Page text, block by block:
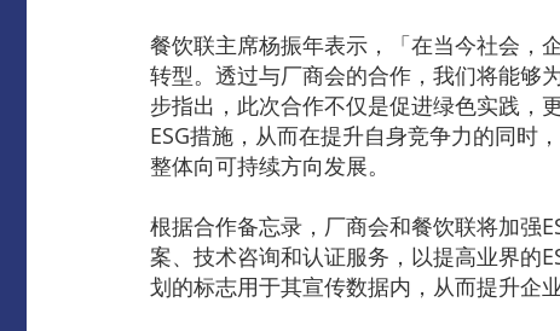
餐饮联主席杨振年表示，「在当今社会，
转型。透过与厂商会的合作，我们将能够
步指出，此次合作不仅是促进绿色实践，
ESG措施，从而在提升自身竞争力的同时
整体向可持续方向发展。
根据合作备忘录，厂商会和餐饮联将加强
案、技术咨询和认证服务，以提高业界的
划的标志用于其宣传数据内，从而提升企